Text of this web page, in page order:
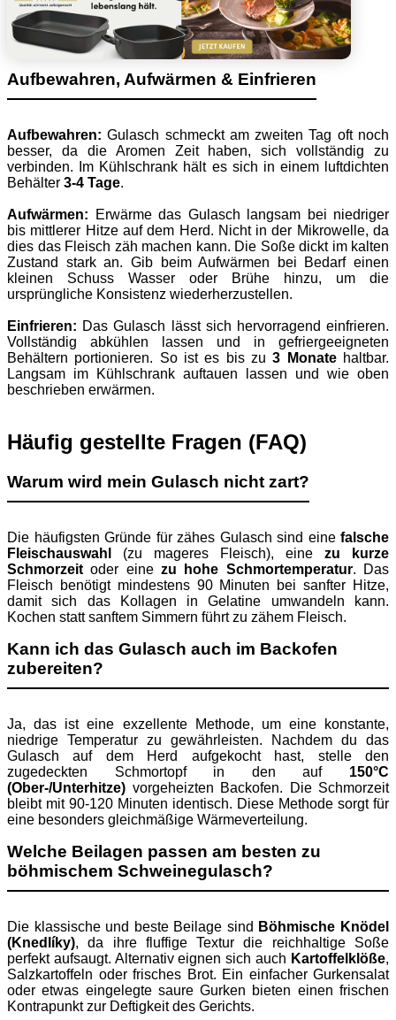
Aufbewahren, Aufwärmen & Einfrieren
Aufbewahren: Gulasch schmeckt am zweiten Tag oft noch
besser, da die Aromen Zeit haben, sich vollständig zu
verbinden. Im Kühlschrank hält es sich in einem luftdichten
Behälter 3-4 Tage.
Aufwärmen: Erwärme das Gulasch langsam bei niedriger
bis mittlerer Hitze auf dem Herd. Nicht in der Mikrowelle, da
dies das Fleisch zäh machen kann. Die Soße dickt im kalten
Zustand stark an. Gib beim Aufwärmen bei Bedarf einen
kleinen Schuss Wasser oder Brühe hinzu, um die
ursprüngliche Konsistenz wiederherzustellen.
Einfrieren: Das Gulasch lässt sich hervorragend einfrieren.
Vollständig abkühlen lassen und in gefriergeeigneten
Behältern portionieren. So ist es bis zu3 Monatehaltbar.
Langsam im Kühlschrank auftauen lassen und wie oben
beschrieben erwärmen.
Häufig gestellte Fragen (FAQ)
Warum wird mein Gulasch nicht zart?
Die häufigsten Gründe für zähes Gulasch sind eine falsche
Fleischauswahl
(zu mageres Fleisch), eine zu kurze
Schmorzeit oder eine zu hohe Schmortemperatur. Das
Fleisch benötigt mindestens 90 Minuten bei sanfter Hitze,
damit sich das Kollagen in Gelatine umwandeln kann.
Kochen statt sanftem Simmern führt zu zähem Fleisch.
Kann ich das Gulasch auch im Backofen
zubereiten?
Ja, das ist eine exzellente Methode, um eine konstante,
niedrige Temperatur zu gewährleisten. Nachdem du das
Gulasch auf dem Herd aufgekocht hast, stelle den
zugedeckten Schmortopf in den auf 150°C
(Ober-/Unterhitze) vorgeheizten Backofen. Die Schmorzeit
bleibt mit 90-120 Minuten identisch. Diese Methode sorgt für
eine besonders gleichmäßige Wärmeverteilung.
Welche Beilagen passen am besten zu
böhmischem Schweinegulasch?
Die klassische und beste Beilage sind Böhmische Knödel
(Knedlíky), da ihre fluffige Textur die reichhaltige Soße
perfekt aufsaugt. Alternativ eignen sich auch Kartoffelklöße,
Salzkartoffeln oder frisches Brot. Ein einfacher Gurkensalat
oder etwas eingelegte saure Gurken bieten einen frischen
Kontrapunkt zur Deftigkeit des Gerichts.